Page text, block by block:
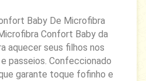
Baby De Microfibra
Confort Baby da
aquecer seus filhos nos
passeios. Confeccionado
garante toque fofinho e